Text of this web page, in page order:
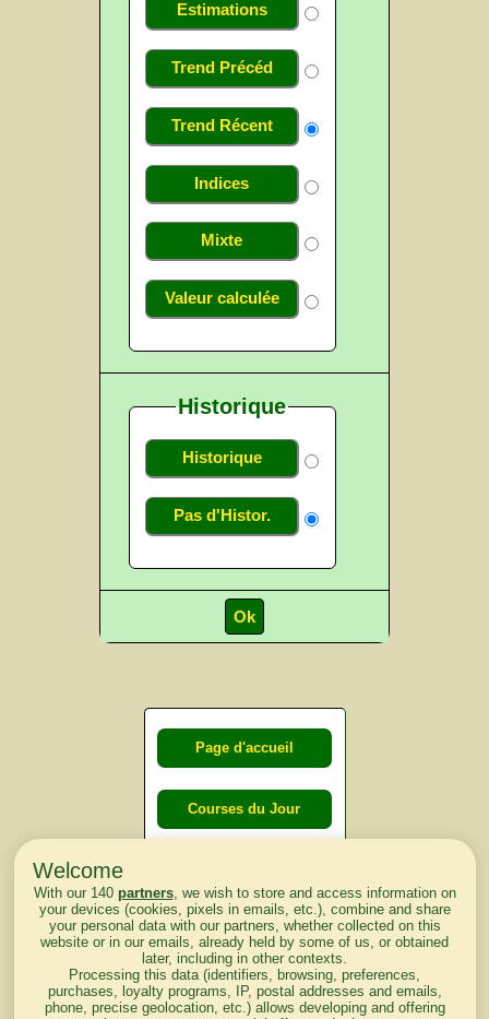
Estimations
Trend Précéd
Trend Récent
Indices
Mixte
Valeur calculée
Historique
Historique
Pas d'Histor.
Page d'accueil
Courses du Jour
lendemain
Courses
d'aujourd'hui
Welcome
With our 140 partners, we wish to store and access information on
your devices (cookies, pixels in emails, etc.), combine and share
your personal data with our partners, whether collected on this
website or in our emails, already held by some of us, or obtained
later, including in other contexts.
Processing this data (identifiers, browsing, preferences,
purchases, loyalty programs, IP, postal addresses and emails,
phone, precise geolocation, etc.) allows developing and offering